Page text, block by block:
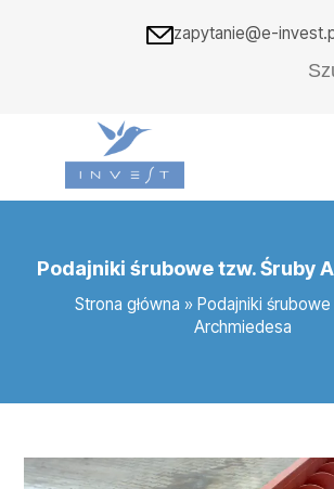
zapytanie@e-
Podajniki śrubowe tzw. Śruby
Strona główna » Podajniki
Archmiedesa